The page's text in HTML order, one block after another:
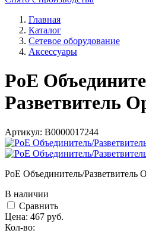
Главная
Каталог
Сетевое оборудование
Аксессуары
PoE
Разветвитель
Артикул: В0000017244
PoE Объединитель/Разветвитель
В наличии
Cравнить
Цена: 467 руб.
Кол-во: